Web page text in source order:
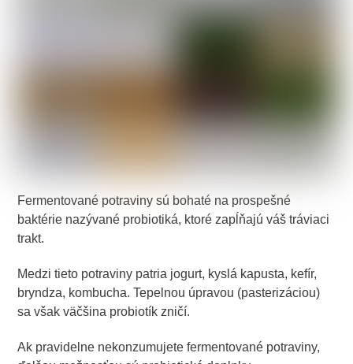
Fermentované potraviny sú bohaté na prospešné
baktérie nazývané probiotiká, ktoré zapĺňajú váš tráviaci
trakt.
Medzi tieto potraviny patria jogurt, kyslá kapusta, kefír,
bryndza, kombucha. Tepelnou úpravou (pasterizáciou)
sa však väčšina probiotík zničí.
Ak pravidelne nekonzumujete fermentované potraviny,